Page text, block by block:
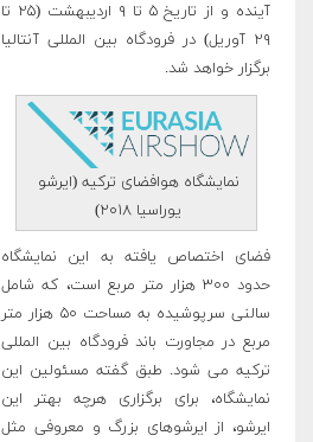
آینده و از تاریخ ۵ تا ۹ اردیبهشت (۲۵ تا
۲۹ آوریل) در فرودگاه بین المللی آنتالیا
برگزار خواهد شد.
نمایشگاه هوافضای ترکیه (ایرشو
یوراسیا ۲۰۱۸)
فضای اختصاص یافته به این نمایشگاه
حدود ۳۰۰ هزار متر مربع است، که شامل
سالنی سرپوشیده به مساحت ۵۰ هزار متر
مربع در مجاورت باند فرودگاه بین المللی
ترکیه می شود. طبق گفته مسئولین این
نمایشگاه، برای برگزاری هرچه بهتر این
ایرشو، از ایرشوهای بزرگ و معروفی مثل